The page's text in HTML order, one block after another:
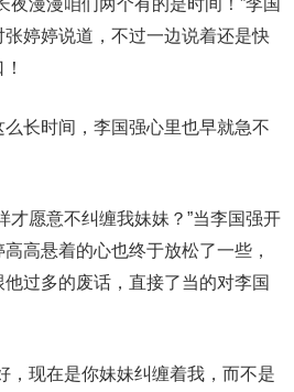
夜漫漫咱们两个有的是时间！”李国
婷婷说道，不过一边说着还是快
长时间，李国强心里也早就急不
才愿意不纠缠我妹妹？”当李国强开
高悬着的心也终于放松了一些，
过多的废话，直接了当的对李国
，现在是你妹妹纠缠着我，而不是